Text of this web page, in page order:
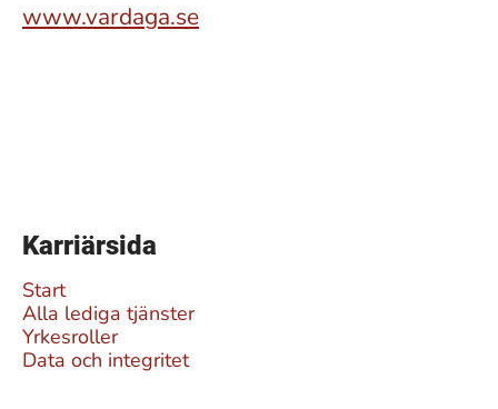
www.vardaga.se
Karriärsida
Start
Alla lediga tjänster
Yrkesroller
Data och integritet